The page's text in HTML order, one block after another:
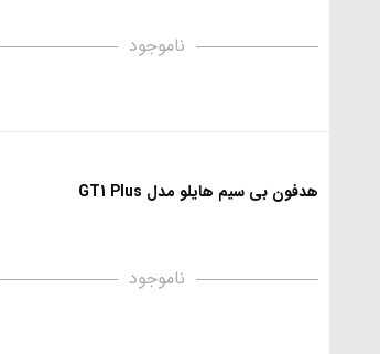
ناموجود
هدفون بی‌ سیم هایلو مدل GT1 Plus
ناموجود